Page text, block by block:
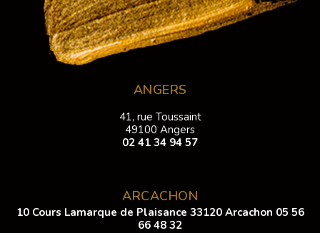
ANGERS
41, rue Toussaint
49100 Angers
02 41 34 94 57
ARCACHON
10 Cours Lamarque de Plaisance 33120 Arcachon 05 56
66 48 32